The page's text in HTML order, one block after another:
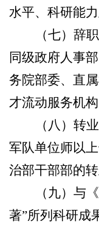
水平、科研能
（七）辞
同级政府人事
务院部委、直
才流动服务机构
（八）转
军队单位师以
治部干部部的
（九）与
著”所列科研成